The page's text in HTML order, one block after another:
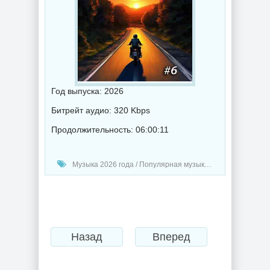
Год выпуска: 2026
Битрейт аудио: 320 Kbps
Продолжительность: 06:00:11
Музыка 2026 года / Популярная музыка / Клубная музыка / Рок - альтернативная музыка / Диско музыка / Рэп - хип хоп музыка / Музыка в машину / Поп музыка / Танцевальная музыка / Сборник музыка / RnB music
Назад Вперед